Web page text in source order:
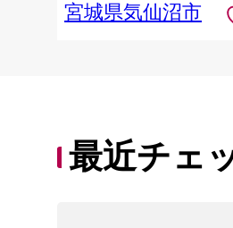
宮城県気仙沼市
最近チェ